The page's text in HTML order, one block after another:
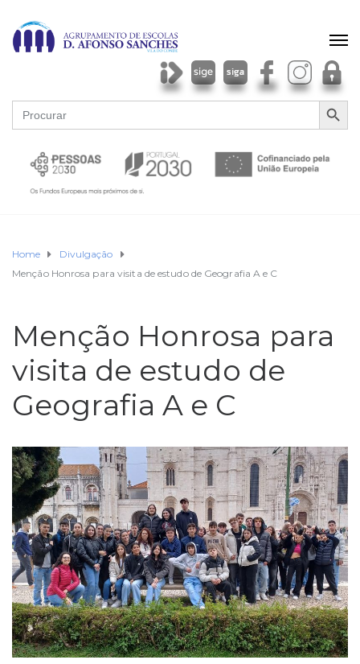
Search
for:
SEARCH
Home
Divulgação
Menção Honrosa para visita de estudo de Geografia A e C
Menção Honrosa para
visita de estudo de
Geografia A e C